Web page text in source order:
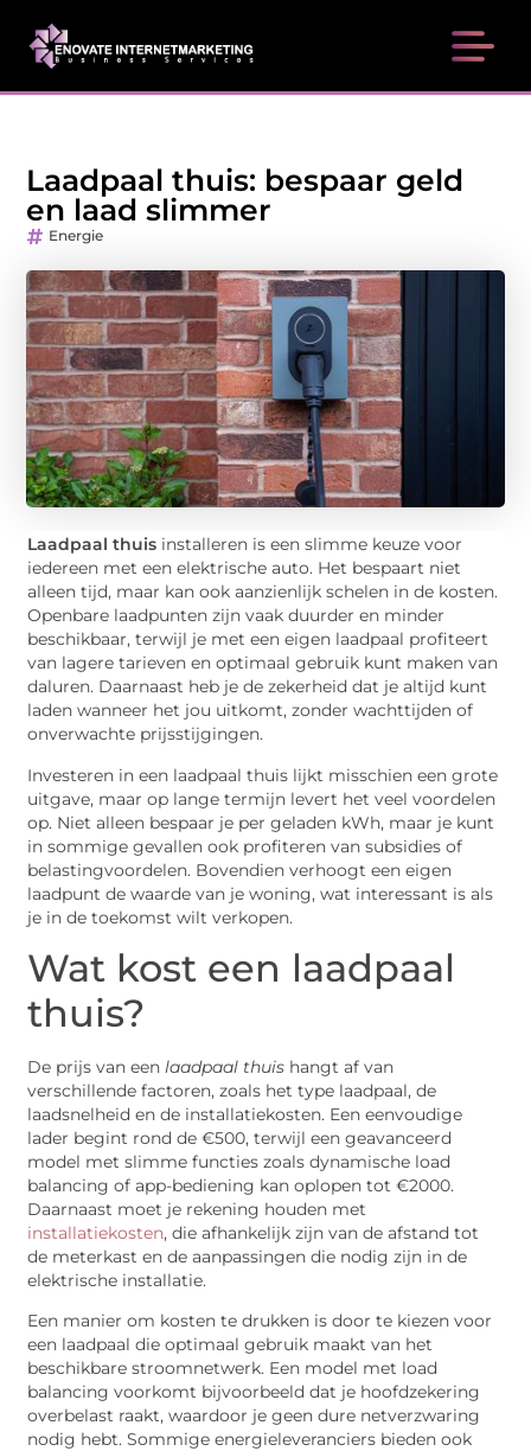
Laadpaal thuis: bespaar geld
en laad slimmer
Energie
Laadpaal thuis installeren is een slimme keuze voor
iedereen met een elektrische auto. Het bespaart niet
alleen tijd, maar kan ook aanzienlijk schelen in de kosten.
Openbare laadpunten zijn vaak duurder en minder
beschikbaar, terwijl je met een eigen laadpaal profiteert
van lagere tarieven en optimaal gebruik kunt maken van
daluren. Daarnaast heb je de zekerheid dat je altijd kunt
laden wanneer het jou uitkomt, zonder wachttijden of
onverwachte prijsstijgingen.
Investeren in een laadpaal thuis lijkt misschien een grote
uitgave, maar op lange termijn levert het veel voordelen
op. Niet alleen bespaar je per geladen kWh, maar je kunt
in sommige gevallen ook profiteren van subsidies of
belastingvoordelen. Bovendien verhoogt een eigen
laadpunt de waarde van je woning, wat interessant is als
je in de toekomst wilt verkopen.
Wat kost een laadpaal
thuis?
De prijs van een laadpaal thuis hangt af van
verschillende factoren, zoals het type laadpaal, de
laadsnelheid en de installatiekosten. Een eenvoudige
lader begint rond de €500, terwijl een geavanceerd
model met slimme functies zoals dynamische load
balancing of app-bediening kan oplopen tot €2000.
Daarnaast moet je rekening houden met
installatiekosten, die afhankelijk zijn van de afstand tot
de meterkast en de aanpassingen die nodig zijn in de
elektrische installatie.
Een manier om kosten te drukken is door te kiezen voor
een laadpaal die optimaal gebruik maakt van het
beschikbare stroomnetwerk. Een model met load
balancing voorkomt bijvoorbeeld dat je hoofdzekering
overbelast raakt, waardoor je geen dure netverzwaring
nodig hebt. Sommige energieleveranciers bieden ook